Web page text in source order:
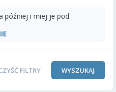
później i miej je pod
FILTRY WYSZUKAJ